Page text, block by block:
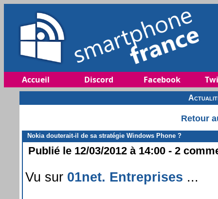
Accueil Discord Facebook
Retour
Nokia douterait-il de sa stratégie Windows Phone ?
Publié le 12/03/2012 à 14:00 - 2
Vu sur 01net. Entreprises ...